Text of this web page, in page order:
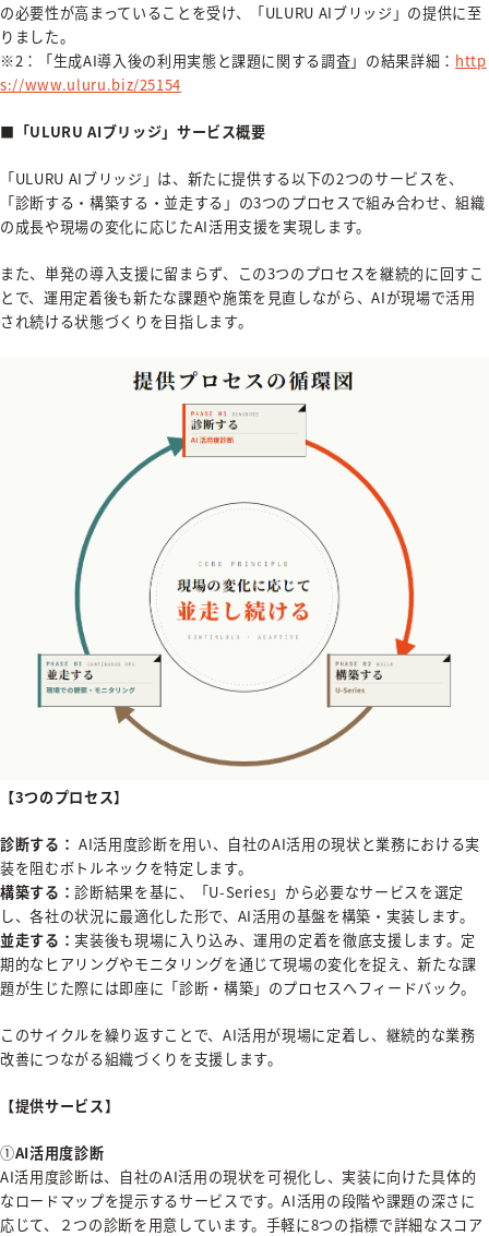
の必要性が高まっていることを受け、「ULURU AIブリッジ」の提供に至
りました。
※2：「生成AI導入後の利用実態と課題に関する調査」の結果詳細： http
s://www.uluru.biz/25154
■「ULURU AIブリッジ」サービス概要
「ULURU AIブリッジ」は、新たに提供する以下の2つのサービスを、
「診断する・構築する・並走する」の3つのプロセスで組み合わせ、組織
の成長や現場の変化に応じたAI活用支援を実現します。
また、単発の導入支援に留まらず、この3つのプロセスを継続的に回すこ
とで、運用定着後も新たな課題や施策を見直しながら、AIが現場で活用
され続ける状態づくりを目指します。
【3つのプロセス】
診断する： AI活用度診断を用い、自社のAI活用の現状と業務における実
装を阻むボトルネックを特定します。
構築する：診断結果を基に、「U-Series」から必要なサービスを選定
し、各社の状況に最適化した形で、AI活用の基盤を構築・実装します。
並走する：実装後も現場に入り込み、運用の定着を徹底支援します。定
期的なヒアリングやモニタリングを通じて現場の変化を捉え、新たな課
題が生じた際には即座に「診断・構築」のプロセスへフィードバック。
このサイクルを繰り返すことで、AI活用が現場に定着し、継続的な業務
改善につながる組織づくりを支援します。
【提供サービス】
①AI活用度診断
AI活用度診断は、自社のAI活用の現状を可視化し、実装に向けた具体的
なロードマップを提示するサービスです。AI活用の段階や課題の深さに
応じて、２つの診断を用意しています。手軽に8つの指標で詳細なスコア